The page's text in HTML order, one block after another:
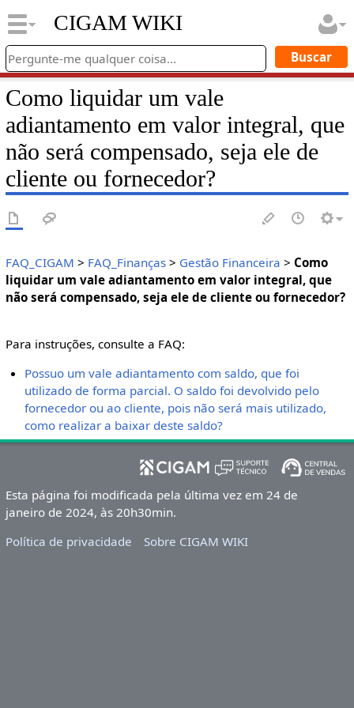
CIGAM WIKI
Como liquidar um vale
adiantamento em valor integral, que
não será compensado, seja ele de
cliente ou fornecedor?
FAQ_CIGAM > FAQ_Finanças> Gestão Financeira > Como
liquidar um vale adiantamento em valor integral, que
não será compensado, seja ele de cliente ou fornecedor?
Para instruções, consulte a FAQ:
Possuo um vale adiantamento com saldo, que foi
utilizado de forma parcial. O saldo foi devolvido pelo
fornecedor ou ao cliente, pois não será mais utilizado,
como realizar a baixar deste saldo?
Esta página foi modificada pela última vez em 24 de
janeiro de 2024, às 20h30min.
Política de privacidade
Sobre CIGAM WIKI